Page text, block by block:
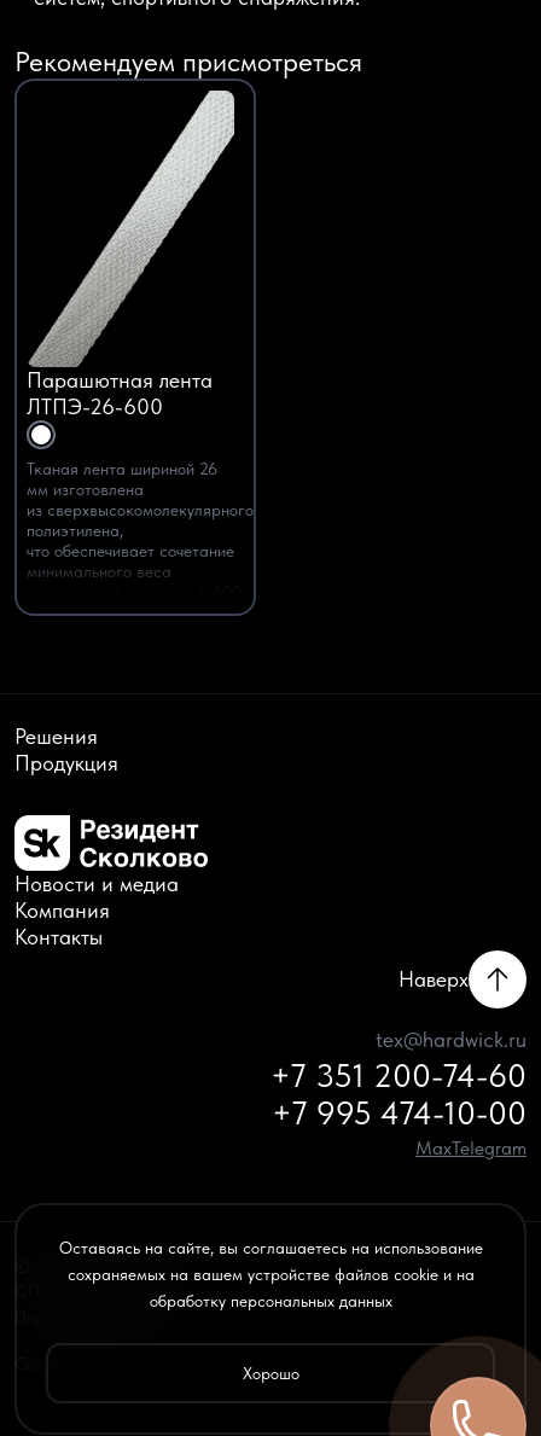
Рекомендуем присмотреться
Парашютная лента
ЛТПЭ-26-600
Тканая лента шириной 26
мм изготовлена
из сверхвысокомолекулярного
полиэтилена,
что обеспечивает сочетание
минимального веса
кгс.
Решения
Продукция
Новости и медиа
Компания
Контакты
Наверх
tex@hardwick.ru
+7 351 200-74-60
+7 995 474-10-00
MaxTelegram
© 2020–2026 HARDWICK — все права защищены
ОГРН: 1156658032970
Оставаясь на сайте, вы соглашаетесь на использование
сохраняемых на вашем устройстве файлов cookie и на
обработку персональных данных
Хорошо